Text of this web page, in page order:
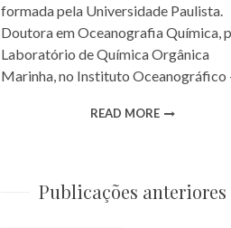
formada pela Universidade Paulista.
Doutora em Oceanografia Química,
Laboratório de Química Orgânica
Marinha, no Instituto Oceanográfico
READ MORE
Publicações anteriores